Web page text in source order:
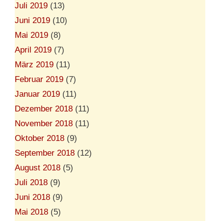
Juli 2019 (13)
Juni 2019 (10)
Mai 2019 (8)
April 2019 (7)
März 2019 (11)
Februar 2019 (7)
Januar 2019 (11)
Dezember 2018 (11)
November 2018 (11)
Oktober 2018 (9)
September 2018 (12)
August 2018 (5)
Juli 2018 (9)
Juni 2018 (9)
Mai 2018 (5)